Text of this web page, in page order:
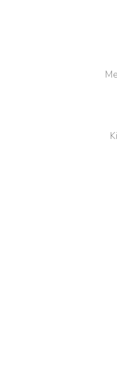
Ürün bilgilerinde
Ürün fiyatı diğer
Bu ürüne benzer